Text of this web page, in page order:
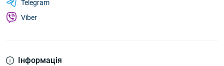
Інформація
Telegram
Viber